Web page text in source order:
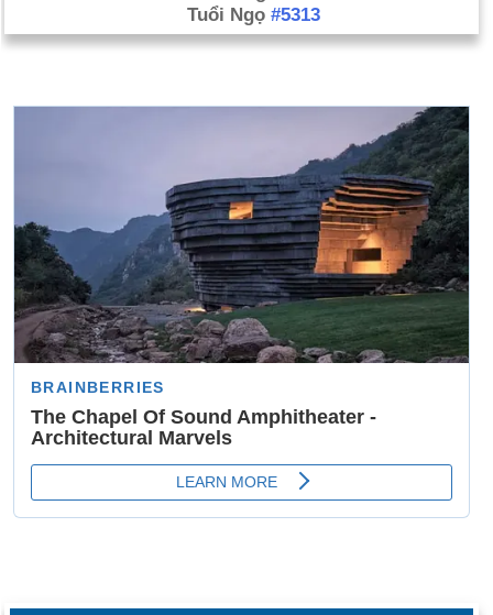
Tuổi Ngọ #5313